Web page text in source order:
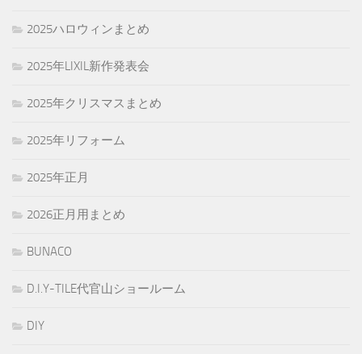
2025ハロウィンまとめ
2025年LIXIL新作発表会
2025年クリスマスまとめ
2025年リフォーム
2025年正月
2026正月用まとめ
BUNACO
D.I.Y-TILE代官山ショールーム
DIY